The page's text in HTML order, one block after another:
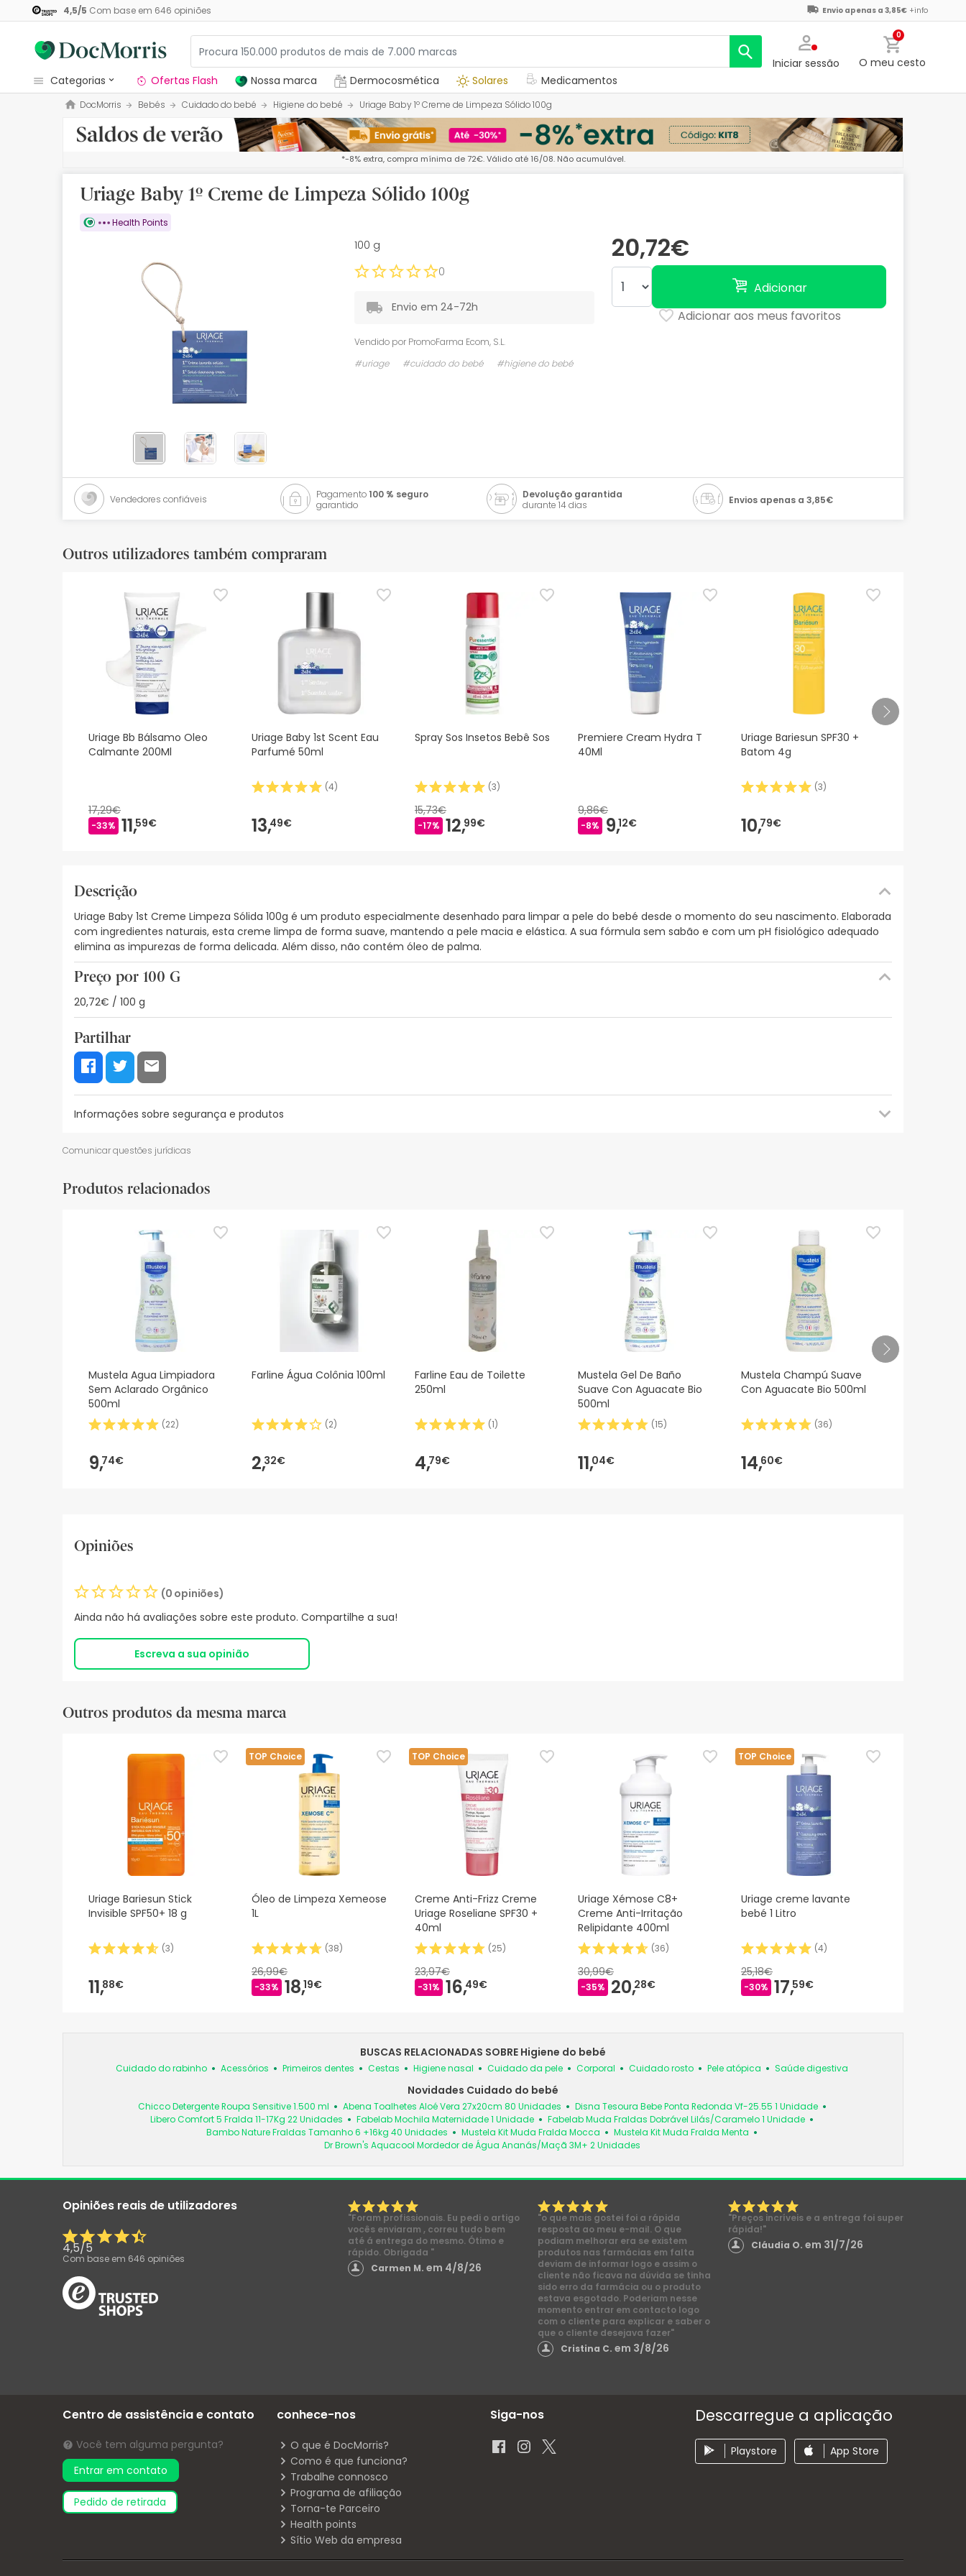
4,5/5 Com base em 646 opiniões Envio apenas a 3,85€ +info
Iniciar sessão
0
O meu cesto
categorias
Dermocosmetica
Nossa marca
Medicamentos
Cosmética
Cosmética natural
Promoções
Mais vendidos
Ofertas Flash Nossa marca Dermocosmética Solares Medicamentos
DocMorris Bebés Cuidado do bebé Higiene do bebé Uriage Baby 1º Creme de Limpeza Sólido 100g
*-8% extra, compra mínima de 72€. Válido até 16/08. Não acumulável.
Uriage Baby 1º Creme de Limpeza Sólido 100g
Health Points
20,72€
Adicionar
Adicionar aos meus favoritos
100 g
0
Envio em 24-72h
Vendido por PromoFarma Ecom, S.L.
#uriage
#cuidado do bebé #higiene do bebé
Vendedores confiáveis Pagamento100 % seguro
garantido
Devolução garantida
durante 14 dias
Envios apenas a 3,85€
Outros utilizadores também compraram
Uriage Bb Bálsamo Oleo
Calmante 200Ml
17,29€
-33% 11,59€
Uriage Baby 1st Scent Eau
Parfumé 50ml
(4)
13,49€
Spray Sos Insetos Bebê Sos
(3)
15,73€
-17% 12,99€
Premiere Cream Hydra T
40Ml
9,86€
-8% 9,12€
Uriage Bariesun SPF30 +
Batom 4g
(3)
10,79€
Descrição
Uriage Baby 1st Creme Limpeza Sólida 100g é um produto especialmente desenhado para limpar a pele do bebé desde o momento do seu nascimento. Elaborada
com ingredientes naturais, esta creme limpa de forma suave, mantendo a pele macia e elástica. A sua fórmula sem sabão e com um pH fisiológico adequado
elimina as impurezas de forma delicada. Além disso, não contém óleo de palma.
Preço por 100 G
20,72€ / 100 g
Partilhar
Informações sobre segurança e produtos
Recursos de segurança visual
De momento, não dispomos de imagens de segurança para este produto, mas estamos a trabalhar nisso. Recomendamos que voltes mais tarde para veres as
sobre segurança, não hesites em contactar-nos. Além disso, se desejares, também podes devolver o produto seguindo os
nossos termos e condições
Comunicar questões jurídicas
Produtos relacionados
Mustela Agua Limpiadora
Sem Aclarado Orgânico
500ml
(22)
9,74€
Farline Água Colônia 100ml
(2)
2,32€
Farline Eau de Toilette
250ml
(1)
4,79€
Mustela Gel De Baño
Suave Con Aguacate Bio
500ml
(15)
11,04€
Mustela Champú Suave
Con Aguacate Bio 500ml
(36)
14,60€
Opiniões
(0 opiniões)
Ainda não há avaliações sobre este produto. Compartilhe a sua!
Escreva a sua opinião
Outros produtos da mesma marca
Uriage Bariesun Stick
Invisible SPF50+ 18 g
(3)
11,88€
TOP Choice
Óleo de Limpeza Xemeose
1L
(38)
26,99€
-33% 18,19€
TOP Choice
Creme Anti-Frizz Creme
Uriage Roseliane SPF30 +
40ml
(25)
23,97€
-31% 16,49€
Uriage Xémose C8+
Creme Anti-Irritação
Relipidante 400ml
(36)
30,99€
-35% 20,28€
TOP Choice
Uriage creme lavante
bebé 1 Litro
(4)
25,18€
-30% 17,59€
BUSCAS RELACIONADAS SOBRE Higiene do bebé
Cuidado do rabinho Acessórios Primeiros dentes Cestas Higiene nasal Cuidado da pele Corporal Cuidado rosto Pele atópica Saúde digestiva
Novidades Cuidado do bebé
Chicco Detergente Roupa Sensitive 1.500 ml Abena Toalhetes Aloé Vera 27x20cm 80 Unidades
Disna Tesoura Bebe Ponta Redonda Vf-25.55 1 Unidade
Libero Comfort 5 Fralda 11-17Kg 22 Unidades
Fabelab Mochila Maternidade 1 Unidade
Fabelab Muda Fraldas Dobrável Lilás/Caramelo 1 Unidade
Bambo Nature Fraldas Tamanho 6 +16kg 40 Unidades
Mustela Kit Muda Fralda Mocca
Mustela Kit Muda Fralda Menta
Dr Brown's Aquacool Mordedor de Água Ananás/Maçã 3M+ 2 Unidades
Opiniões reais de utilizadores
4,5/5
Com base em 646 opiniões
"Foram profissionais. Eu pedi o artigo
vocês enviaram , correu tudo bem
até á entrega do mesmo. Ótimo e
rápido. Obrigada "
Carmen M. em 4/8/26
"o que mais gostei foi a rápida
resposta ao meu e-mail. O que
podiam melhorar era se existem
produtos nas farmácias em falta
deviam de informar logo e assim o
cliente não ficava na dúvida se tinha
sido erro da farmácia ou o produto
estava esgotado. Poderiam nesse
momento entrar em contacto logo
com o cliente para explicar e saber o
que o cliente desejava fazer"
Cristina C.em 3/8/26
"Preços incríveis e a entrega foi super
rápida!"
Cláudia O. em 31/7/26
Centro de assistência e contato
Você tem alguma pergunta?
Entrar em contato
pedido de retirada
conhece-nos
O que é DocMorris?
Como é que funciona?
Trabalhe connosco
Programa de afiliação
Torna-te Parceiro
Health points
Sítio Web da empresa
Siga-nos Descarregue a aplicação
Playstore App Store